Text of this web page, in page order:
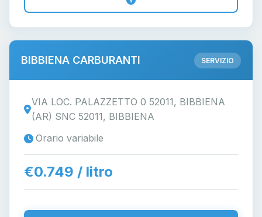
BIBBIENA CARBURANTI SERVIZIO
VIA LOC. PALAZZETTO 0 52011, BIBBIENA
(AR) SNC 52011, BIBBIENA
Orario variabile
€0.749 / litro